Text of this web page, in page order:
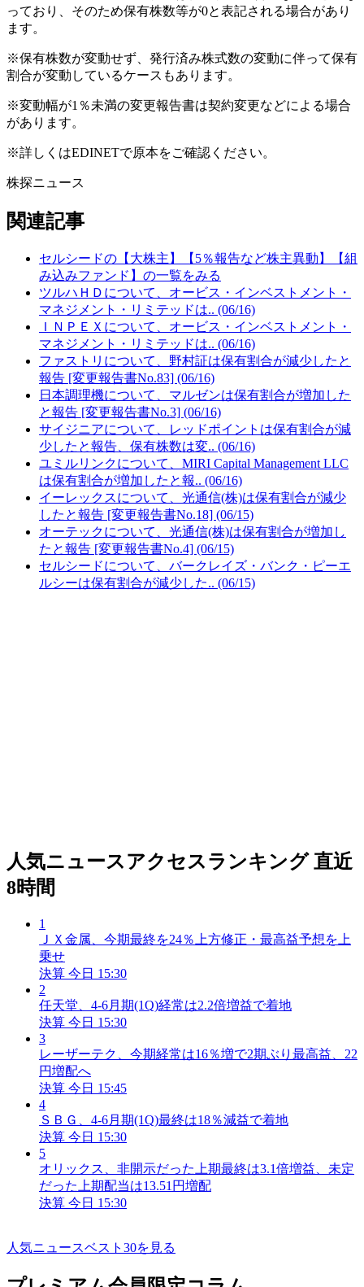
っており、そのため保有株数等が0と表記される場合があり
ます。
※保有株数が変動せず、発行済み株式数の変動に伴って保有
割合が変動しているケースもあります。
※変動幅が1％未満の変更報告書は契約変更などによる場合
があります。
※詳しくはEDINETで原本をご確認ください。
株探ニュース
関連記事
セルシードの【大株主】【5％報告など株主異動】【組
み込みファンド】の一覧をみる
ツルハＨＤについて、オービス・インベストメント・
マネジメント・リミテッドは.. (06/16)
ＩＮＰＥＸについて、オービス・インベストメント・
マネジメント・リミテッドは.. (06/16)
ファストリについて、野村証は保有割合が減少したと
報告 [変更報告書No.83] (06/16)
日本調理機について、マルゼンは保有割合が増加した
と報告 [変更報告書No.3] (06/16)
サイジニアについて、レッドポイントは保有割合が減
少したと報告、保有株数は変.. (06/16)
ユミルリンクについて、MIRI Capital Management LLC
は保有割合が増加したと報.. (06/16)
イーレックスについて、光通信(株)は保有割合が減少
したと報告 [変更報告書No.18] (06/15)
オーテックについて、光通信(株)は保有割合が増加し
たと報告 [変更報告書No.4] (06/15)
セルシードについて、バークレイズ・バンク・ピーエ
ルシーは保有割合が減少した.. (06/15)
人気ニュースアクセスランキング 直近
8時間
1
ＪＸ金属、今期最終を24％上方修正・最高益予想を上
乗せ
決算 今日 15:30
2
任天堂、4-6月期(1Q)経常は2.2倍増益で着地
決算 今日 15:30
3
レーザーテク、今期経常は16％増で2期ぶり最高益、22
円増配へ
決算 今日 15:45
4
ＳＢＧ、4-6月期(1Q)最終は18％減益で着地
決算 今日 15:30
5
オリックス、非開示だった上期最終は3.1倍増益、未定
だった上期配当は13.51円増配
決算 今日 15:30
人気ニュースベスト30を見る